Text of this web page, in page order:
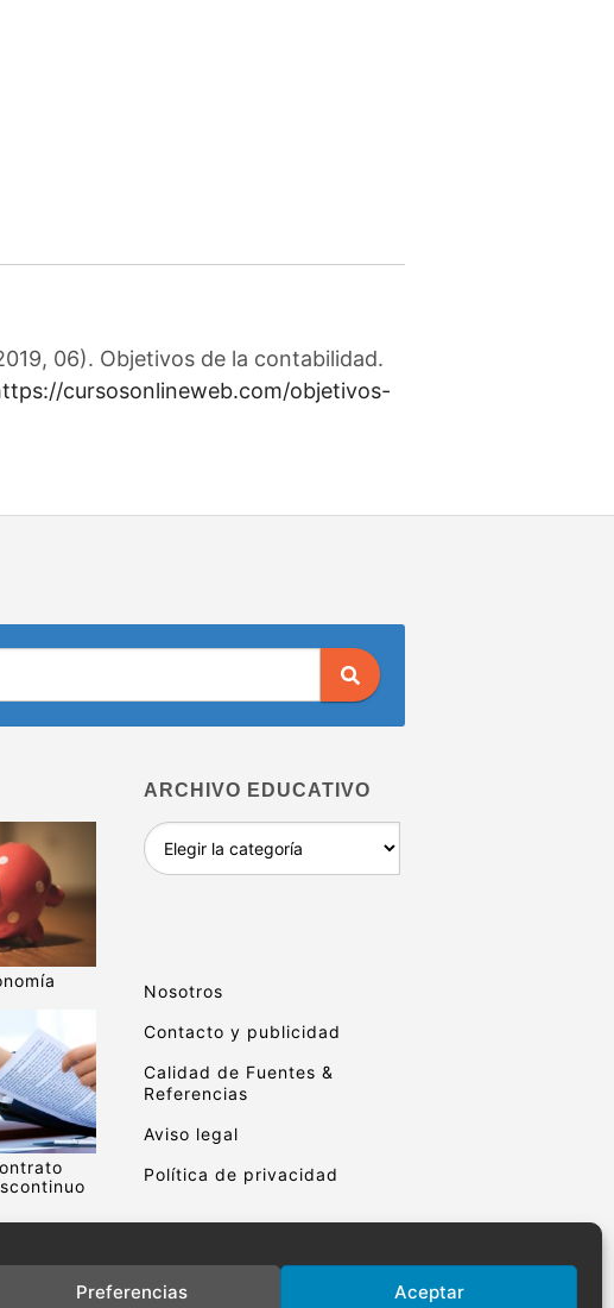
Aceptar
Preferencias
06). Objetivos de la contabilidad.
cursosonlineweb.com/objetivos-
ARCHIVO EDUCATIVO
Archivo
educativo
Nosotros
Contacto y publicidad
Calidad de Fuentes &
Referencias
Aviso legal
Política de privacidad